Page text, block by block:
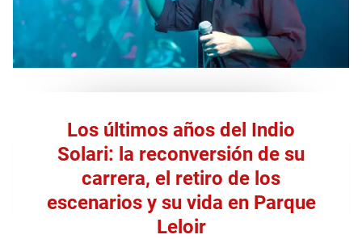
Los últimos años del Indio
Solari: la reconversión de su
carrera, el retiro de los
escenarios y su vida en Parque
Leloir